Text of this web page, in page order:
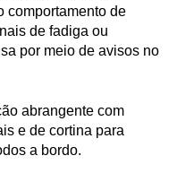
comportamento de
de fadiga ou
por meio de avisos no
abrangente com
e de cortina para
a bordo.